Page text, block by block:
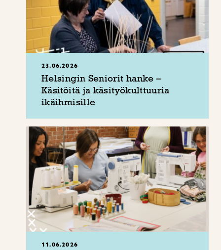
23.06.2026
Helsingin Seniorit hanke –
Käsitöitä ja käsityökulttuuria
ikäihmisille
11.06.2026